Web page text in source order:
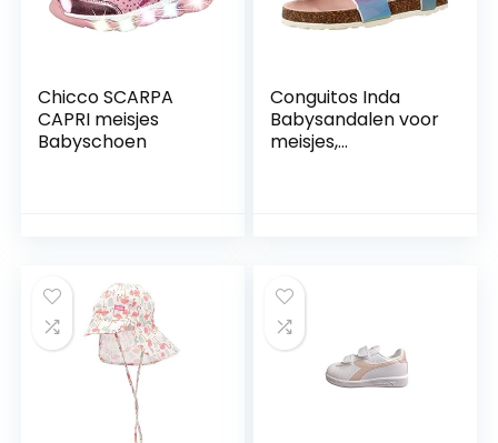
Chicco SCARPA
CAPRI meisjes
Babyschoen
Conguitos Inda
Babysandalen voor
meisjes,